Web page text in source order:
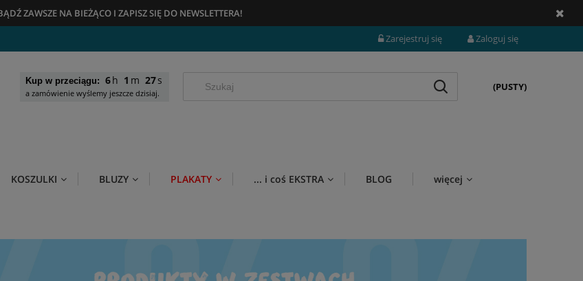
ZAWSZE NA BIEŻĄCO I ZAPISZ SIĘ DO NEWSLETTERA!
Zarejestruj się Zaloguj się
(PUSTY)
Kup w przeciągu: 6 1 25
a zamówienie wyślemy jeszcze dzisiaj.
KOSZULKI BLUZY PLAKATY ... i coś EKSTRA BLOG więcej